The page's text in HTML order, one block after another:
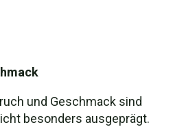
und Geschmack sind
besonders ausgeprägt.